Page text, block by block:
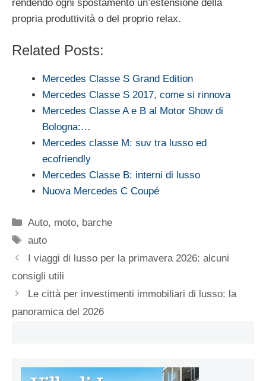
rendendo ogni spostamento un’estensione della
propria produttività o del proprio relax.
Related Posts:
Mercedes Classe S Grand Edition
Mercedes Classe S 2017, come si rinnova
Mercedes Classe A e B al Motor Show di
Bologna:…
Mercedes classe M: suv tra lusso ed
ecofriendly
Mercedes Classe B: interni di lusso
Nuova Mercedes C Coupé
Categorie
Auto, moto, barche
Tag
auto
I viaggi di lusso per la primavera 2026: alcuni
consigli utili
Le città per investimenti immobiliari di lusso: la
panoramica del 2026